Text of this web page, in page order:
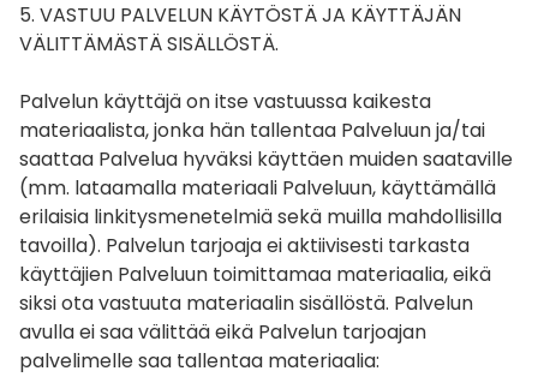
5. VASTUU PALVELUN KÄYTÖSTÄ JA KÄYTTÄJÄN
VÄLITTÄMÄSTÄ SISÄLLÖSTÄ.
Palvelun käyttäjä on itse vastuussa kaikesta
materiaalista, jonka hän tallentaa Palveluun ja/tai
saattaa Palvelua hyväksi käyttäen muiden saataville
(mm. lataamalla materiaali Palveluun, käyttämällä
erilaisia linkitysmenetelmiä sekä muilla mahdollisilla
tavoilla). Palvelun tarjoaja ei aktiivisesti tarkasta
käyttäjien Palveluun toimittamaa materiaalia, eikä
siksi ota vastuuta materiaalin sisällöstä. Palvelun
avulla ei saa välittää eikä Palvelun tarjoajan
palvelimelle saa tallentaa materiaalia: